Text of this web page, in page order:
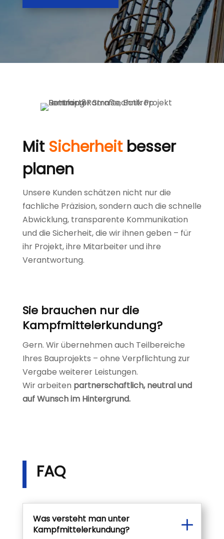
Mit Sicherheitbesser
planen
Unsere Kunden schätzen nicht nur die
fachliche Präzision, sondern auch die schnelle
Abwicklung, transparente Kommunikation
und die Sicherheit, die wir ihnen geben – für
ihr Projekt, ihre Mitarbeiter und ihre
Verantwortung.
Sie brauchen nur die
Kampfmittelerkundung?
Gern. Wir übernehmen auch Teilbereiche
Ihres Bauprojekts – ohne Verpflichtung zur
Vergabe weiterer Leistungen.
Wir arbeiten partnerschaftlich, neutral und
auf Wunsch im Hintergrund.
FAQ
Was versteht man unter
Kampfmittelerkundung?